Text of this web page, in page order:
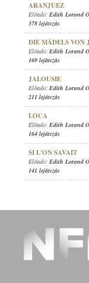
ARANJUEZ
Előadó: Edith Lorand
378 lejátszás
DIE MÄDELS VON
Előadó: Edith Lorand
169 lejátszás
JALOUSIE
Előadó: Edith Lorand
211 lejátszás
LOCA
Előadó: Edith Lorand
164 lejátszás
SI L'ON SAVAIT
Előadó: Edith Lorand
141 lejátszás